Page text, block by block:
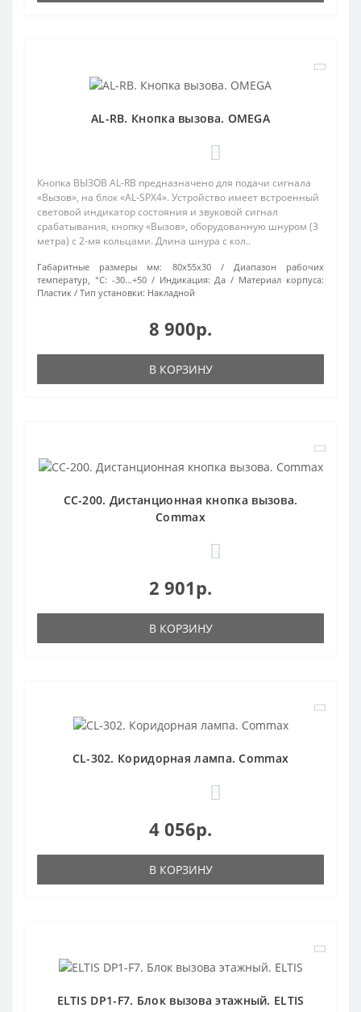
AL-RB. Кнопка вызова. OMEGA
Кнопка ВЫЗОВ AL-RB предназначено для подачи сигнала
«Вызов», на блок «AL-SPX4». Устройство имеет встроенный
световой индикатор состояния и звуковой сигнал
срабатывания, кнопку «Вызов», оборудованную шнуром (3
метра) с 2-мя кольцами. Длина шнура с кол..
Габаритные размеры мм: 80х55х30
Диапазон рабочих
температур, °С: -30…+50 Индикация: Да
Материал корпуса:
Пластик
Тип установки: Накладной
8 900р.
В КОРЗИНУ
CC-200. Дистанционная кнопка вызова.
Commax
2 901р.
В КОРЗИНУ
CL-302. Коридорная лампа. Commax
4 056р.
В КОРЗИНУ
ELTIS DP1-F7. Блок вызова этажный. ELTIS